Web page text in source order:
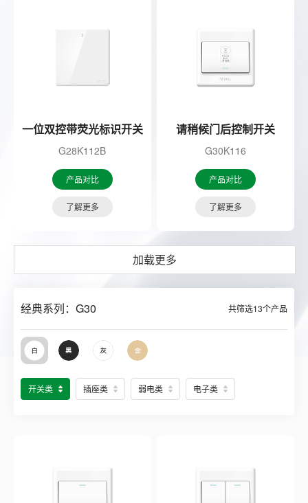
一位双控带荧光标识开关
G28K112B
产品对比
了解更多
请稍候门后控制开关
G30K116
产品对比
了解更多
加载更多
经典系列：G30 共筛选13个产品
开关类 插座类 弱电类 电子类